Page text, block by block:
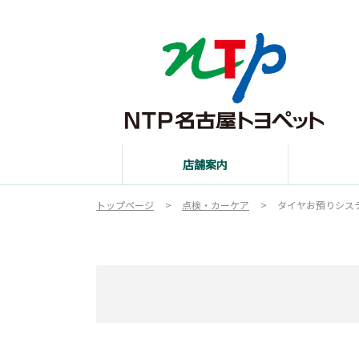
店舗案内
トップページ 点検・カーケア タイヤお預りシス